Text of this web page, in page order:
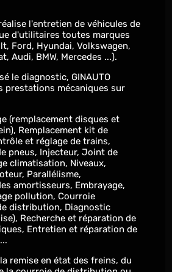
l'entretien de véhicules de
d'utilitaires toutes marques
Ford, Hyundai, Volkswagen,
Audi, BMW, Mercedes ...).
le diagnostic, GINAUTO
prestations mécaniques sur
(remplacement disques et
Remplacement kit de
et réglage de trains,
pneus, Injecteur, Joint de
climatisation, Niveaux,
Parallélisme,
amortisseurs, Embrayage,
pollution, Courroie
distribution, Diagnostic
Recherche et réparation de
Entretien et réparation de
remise en état des freins, du